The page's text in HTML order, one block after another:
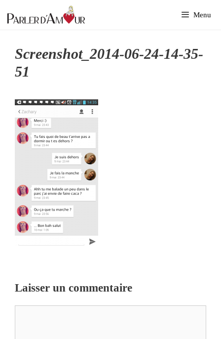
au
Menu
Screenshot_2014-06-24-14-35-
51
Laisser un commentaire